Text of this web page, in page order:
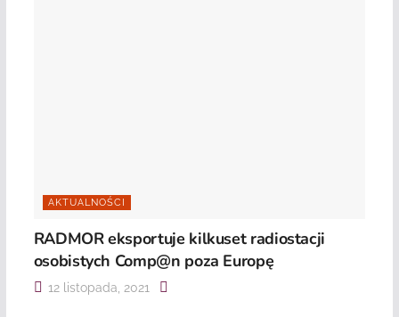
AKTUALNOŚCI
RADMOR eksportuje kilkuset radiostacji
osobistych Comp@n poza Europę
12 listopada, 2021